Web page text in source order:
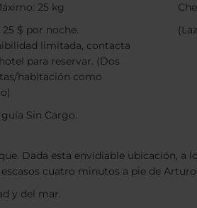
25 kg
25 $ por noche.
limitada, contacta
para reservar. (Dos
habitación como
Sin Cargo.
Dada esta envidiable ubicación, a
cuatro minutos a pie de
y del mar.